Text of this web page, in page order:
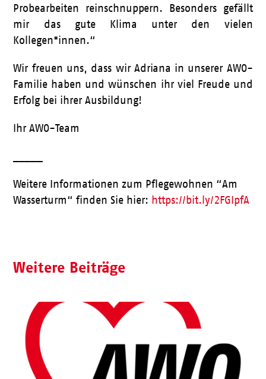
Probearbeiten reinschnuppern. Besonders gefällt
mir das gute Klima unter den vielen
Kollegen*innen.“
Wir freuen uns, dass wir Adriana in unserer AWO-
Familie haben und wünschen ihr viel Freude und
Erfolg bei ihrer Ausbildung!
Ihr AWO-Team
Weitere Informationen zum Pflegewohnen “Am
Wasserturm“ finden Sie hier: https://bit.ly/2FGIpfA
Weitere Beiträge